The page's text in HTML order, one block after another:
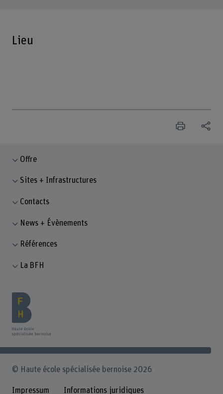
Lieu
Offre
Sites + Infrastructures
Contacts
News + Évènements
Références
La BFH
© Haute école spécialisée bernoise 2026
Impressum Informations juridiques